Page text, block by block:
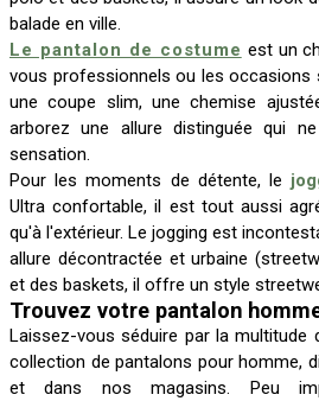
balade en ville.
Le pantalon de costume est un
vous professionnels ou les occasions
une coupe slim, une chemise
arborez une allure distinguée qui
sensation.
Pour les moments de détente, le
Ultra confortable, il est tout aussi
qu'à l'extérieur. Le jogging est
allure décontractée et urbaine
et des baskets, il offre un style
Trouvez votre pantalon
Laissez-vous séduire par la
collection de pantalons pour homme,
et dans nos magasins. Peu